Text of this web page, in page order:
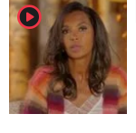
player2